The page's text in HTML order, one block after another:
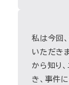
私は今回
いただき
から知り
き、事件